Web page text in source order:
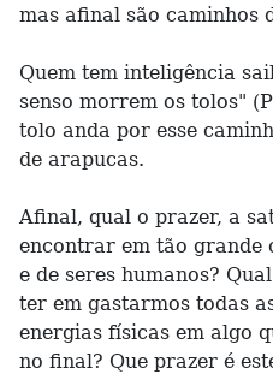
mas afinal são caminhos
Quem tem inteligência
senso morrem os tolos"
tolo anda por esse
de arapucas.
Afinal, qual o prazer, a
encontrar em tão grande
e de seres humanos?
ter em gastarmos todas
energias físicas em algo
no final? Que prazer é